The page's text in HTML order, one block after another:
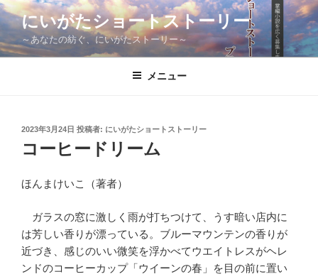
コ
ン
テ
ン
にいがたショートストーリー
～あなたの紡ぐ、にいがたストーリー～
メニュー
投
日:
2023年3月24日 投稿者: にいがたショートストーリー
コーヒードリーム
ほんまけいこ（著者）
ガラスの窓に激しく雨が打ちつけて、うす暗い店内に
は芳しい香りが漂っている。ブルーマウンテンの香りが
近づき、感じのいい微笑を浮かべてウエイトレスがヘレ
ンドのコーヒーカップ「ウイーンの春」を目の前に置い